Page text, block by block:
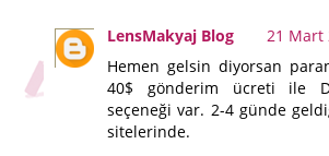
LensMakyaj Blog
21 Mart
Hemen gelsin diyorsan
40$ gönderim ücreti ile
seçeneği var. 2-4 günde
sitelerinde.